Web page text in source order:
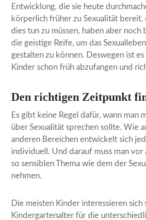
Entwicklung, die sie heute
körperlich früher zu Sexualität bereit,
dies tun zu müssen, haben aber noch
die geistige Reife, um das
gestalten zu können. Deswegen ist
Kinder schon früh abzufangen und
Den richtigen Zeitpunkt
Es gibt keine Regel dafür, wann man
über Sexualität sprechen sollte. Wie
anderen Bereichen entwickelt sich
individuell. Und darauf muss man vor
so sensiblen Thema wie dem der
nehmen.
Die meisten Kinder interessieren sich
Kindergartenalter für die